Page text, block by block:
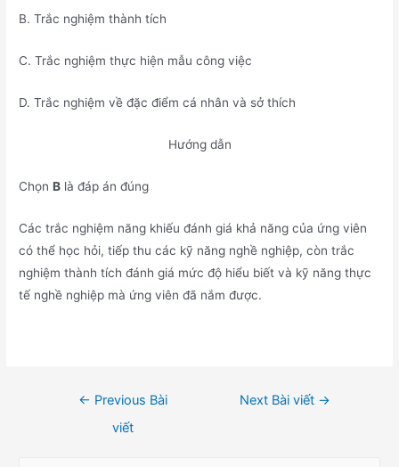
B. Trắc nghiệm thành tích
C. Trắc nghiệm thực hiện mẫu công việc
D. Trắc nghiệm về đặc điểm cá nhân và sở thích
Hướng dẫn
ChọnB là đáp án đúng
Các trắc nghiệm năng khiếu đánh giá khả năng của ứng viên
có thể học hỏi, tiếp thu các kỹ năng nghề nghiệp, còn trắc
nghiệm thành tích đánh giá mức độ hiểu biết và kỹ năng thực
tế nghề nghiệp mà ứng viên đã nắm được.
← Previous Bài
viết
Next Bài viết →